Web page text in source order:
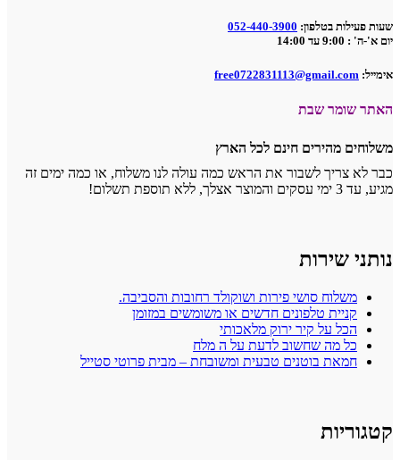
שעות פעילות בטלפון: 052-440-3900
יום א'-ה' : 9:00 עד 14:00
אימייל: free0722831113@gmail.com
האתר שומר שבת
משלוחים מהירים חינם לכל הארץ
כבר לא צריך לשבור את הראש כמה עולה לנו משלוח, או כמה ימים זה
מגיע, עד 3 ימי עסקים והמוצר אצלך, ללא תוספת תשלום!
נותני שירות
משלוח סושי פירות ושוקולד רחובות והסביבה.
קניית טלפונים חדשים או משומשים במזומן
הכל על קיר ירוק מלאכותי
כל מה שחשוב לדעת על ה מלח
חמאת בוטנים טבעית ומשובחת – מבית פרוטי סטייל
קטגוריות